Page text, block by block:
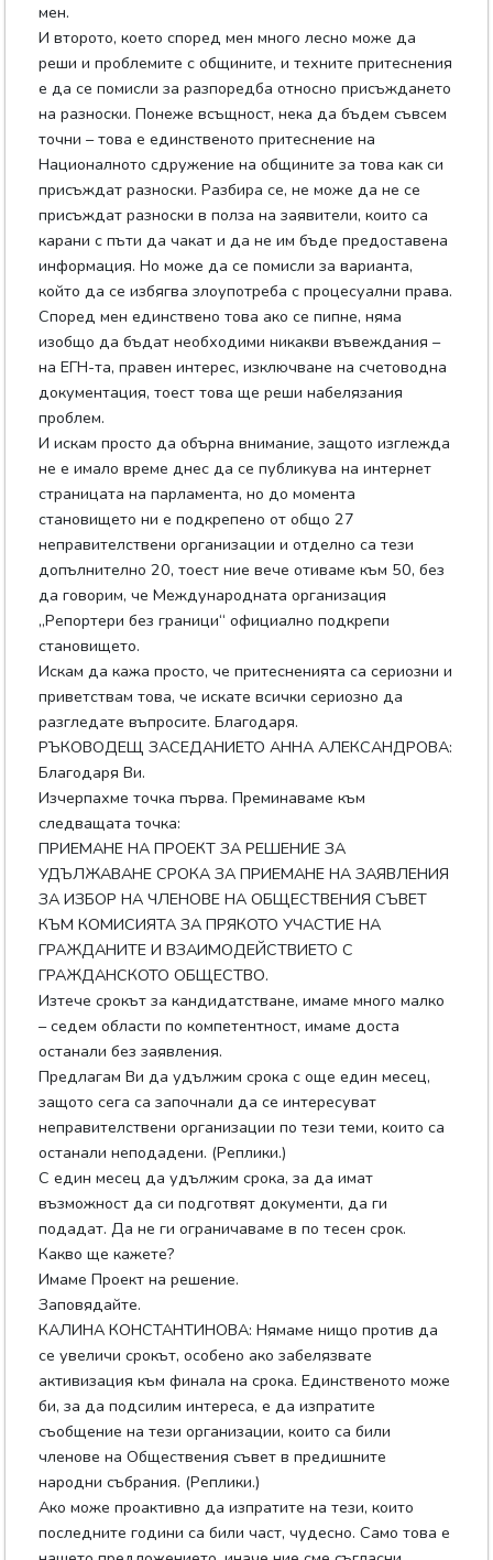
мен.
И второто, което според мен много лесно може да
реши и проблемите с общините, и техните притеснения
е да се помисли за разпоредба относно присъждането
на разноски. Понеже всъщност, нека да бъдем съвсем
точни – това е единственото притеснение на
Националното сдружение на общините за това как си
присъждат разноски. Разбира се, не може да не се
присъждат разноски в полза на заявители, които са
карани с пъти да чакат и да не им бъде предоставена
информация. Но може да се помисли за варианта,
който да се избягва злоупотреба с процесуални права.
Според мен единствено това ако се пипне, няма
изобщо да бъдат необходими никакви въвеждания –
на ЕГН-та, правен интерес, изключване на счетоводна
документация, тоест това ще реши набелязания
проблем.
И искам просто да обърна внимание, защото изглежда
не е имало време днес да се публикува на интернет
страницата на парламента, но до момента
становището ни е подкрепено от общо 27
неправителствени организации и отделно са тези
допълнително 20, тоест ние вече отиваме към 50, без
да говорим, че Международната организация
„Репортери без граници“ официално подкрепи
становището.
Искам да кажа просто, че притесненията са сериозни и
приветствам това, че искате всички сериозно да
разгледате въпросите. Благодаря.
РЪКОВОДЕЩ ЗАСЕДАНИЕТО АННА АЛЕКСАНДРОВА:
Благодаря Ви.
Изчерпахме точка първа. Преминаваме към
следващата точка:
ПРИЕМАНЕ НА ПРОЕКТ ЗА РЕШЕНИЕ ЗА
УДЪЛЖАВАНЕ СРОКА ЗА ПРИЕМАНЕ НА ЗАЯВЛЕНИЯ
ЗА ИЗБОР НА ЧЛЕНОВЕ НА ОБЩЕСТВЕНИЯ СЪВЕТ
КЪМ КОМИСИЯТА ЗА ПРЯКОТО УЧАСТИЕ НА
ГРАЖДАНИТЕ И ВЗАИМОДЕЙСТВИЕТО С
ГРАЖДАНСКОТО ОБЩЕСТВО.
Изтече срокът за кандидатстване, имаме много малко
– седем области по компетентност, имаме доста
останали без заявления.
Предлагам Ви да удължим срока с още един месец,
защото сега са започнали да се интересуват
неправителствени организации по тези теми, които са
останали неподадени. (Реплики.)
С един месец да удължим срока, за да имат
възможност да си подготвят документи, да ги
подадат. Да не ги ограничаваме в по тесен срок.
Какво ще кажете?
Имаме Проект на решение.
Заповядайте.
КАЛИНА КОНСТАНТИНОВА: Нямаме нищо против да
се увеличи срокът, особено ако забелязвате
активизация към финала на срока. Единственото може
би, за да подсилим интереса, е да изпратите
съобщение на тези организации, които са били
членове на Обществения съвет в предишните
народни събрания. (Реплики.)
Ако може проактивно да изпратите на тези, които
последните години са били част, чудесно. Само това е